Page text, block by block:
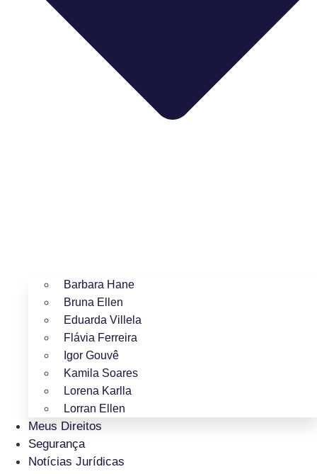
Barbara Hane
Bruna Ellen
Eduarda Villela
Flávia Ferreira
Igor Gouvê
Kamila Soares
Lorena Karlla
Lorran Ellen
Meus Direitos
Segurança
Notícias Jurídicas